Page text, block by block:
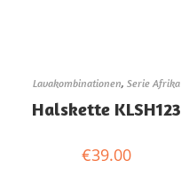
Lavakombinationen,Serie Afrika
Halskette KLSH123
€39.00